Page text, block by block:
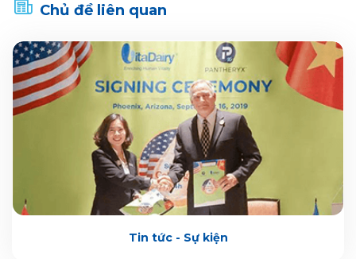
Chủ đề liên quan
Tin tức - Sự kiện